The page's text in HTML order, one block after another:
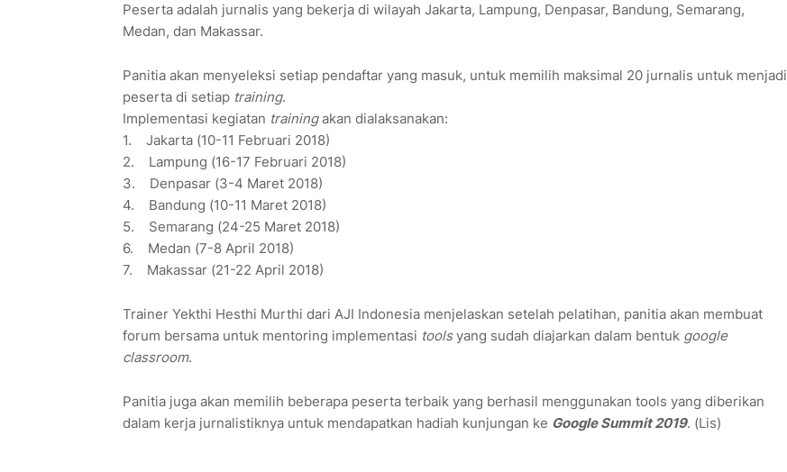
Peserta adalah jurnalis yang bekerja di wilayah Jakarta, Lampung, Denpasar, Bandung, Semarang,
Medan, dan Makassar.
Panitia akan menyeleksi setiap pendaftar yang masuk, untuk memilih maksimal 20 jurnalis untuk menjadi
peserta di setiap training.
Implementasi kegiatan trainingakan dialaksanakan:
1. Jakarta (10-11 Februari 2018)
2. Lampung (16-17 Februari 2018)
3. Denpasar (3-4 Maret 2018)
4. Bandung (10-11 Maret 2018)
5. Semarang (24-25 Maret 2018)
6. Medan (7-8 April 2018)
7. Makassar (21-22 April 2018)
Trainer Yekthi Hesthi Murthi dari AJI Indonesia menjelaskan setelah pelatihan, panitia akan membuat
forum bersama untuk mentoring implementasi toolsyang sudah diajarkan dalam bentuk google
classroom.
Panitia juga akan memilih beberapa peserta terbaik yang berhasil menggunakan tools yang diberikan
dalam kerja jurnalistiknya untuk mendapatkan hadiah kunjungan ke Google Summit 2019. (Lis)